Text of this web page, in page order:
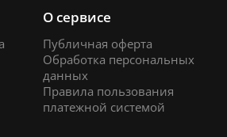
О сервисе
Публичная оферта
Обработка персональных
данных
Правила пользования
платежной системой